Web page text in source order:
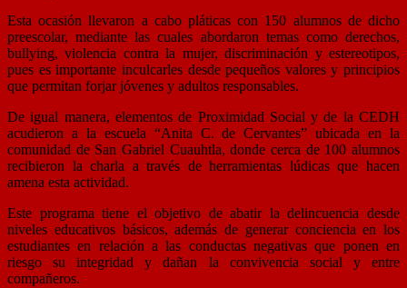
Esta ocasión llevaron a cabo pláticas con 150 alumnos de dicho
preescolar, mediante las cuales abordaron temas como derechos,
bullying, violencia contra la mujer, discriminación y estereotipos,
pues es importante inculcarles desde pequeños valores y principios
que permitan forjar jóvenes y adultos responsables.
De igual manera, elementos de Proximidad Social y de la CEDH
acudieron a la escuela “Anita C. de Cervantes” ubicada en la
comunidad de San Gabriel Cuauhtla, donde cerca de 100 alumnos
recibieron la charla a través de herramientas lúdicas que hacen
amena esta actividad.
Este programa tiene el objetivo de abatir la delincuencia desde
niveles educativos básicos, además de generar conciencia en los
estudiantes en relación a las conductas negativas que ponen en
riesgo su integridad y dañan la convivencia social y entre
compañeros.